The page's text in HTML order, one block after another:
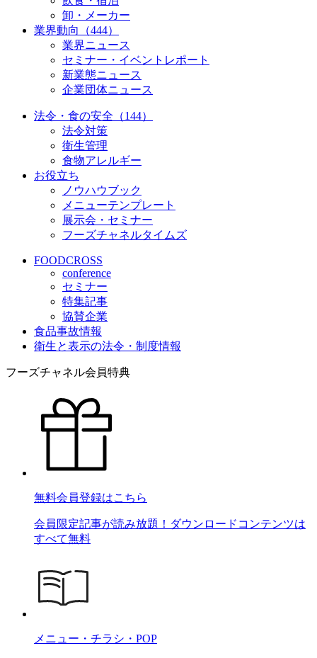
卸・メーカー
業界動向（444）
業界ニュース
セミナー・イベントレポート
新業態ニュース
企業団体ニュース
法令・食の安全（144）
法令対策
衛生管理
食物アレルギー
お役立ち
ノウハウブック
メニューテンプレート
展示会・セミナー
フーズチャネルタイムズ
FOODCROSS
conference
セミナー
特集記事
協賛企業
食品事故情報
衛生と表示の法令・制度情報
フーズチャネル会員特典
無料会員登録はこちら
会員限定記事が読み放題！ダウンロードコンテンツは
すべて無料
メニュー・チラシ・POP